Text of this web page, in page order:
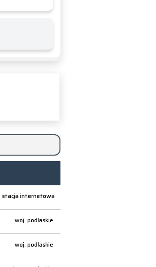
stacja internetowa
woj. podlaskie
woj. podlaskie